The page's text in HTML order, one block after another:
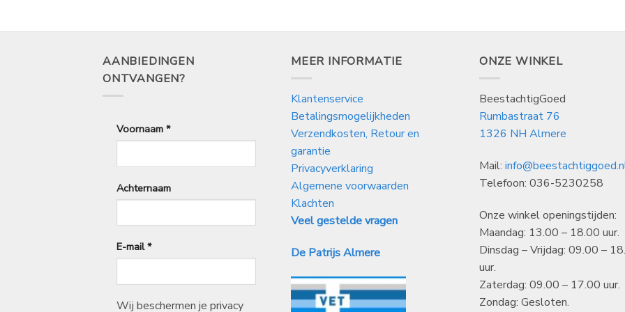
119,99 14,99
AANBIEDINGEN
ONTVANGEN?
Voornaam *
Achternaam
E-mail*
Wij beschermen je privacy
MEER INFORMATIE
Klantenservice
Betalingsmogelijkheden
Verzendkosten, Retour en
garantie
Privacyverklaring
Algemene voorwaarden
Klachten
Veel gestelde vragen
De Patrijs Almere
ONZE WINKEL
BeestachtigGoed
Rumbastraat 76
1326 NH Almere
Mail:
Telefoon: 036-5230258
Onze winkel openingstijden:
Maandag: 13.00 – 18.00 uur.
Dinsdag – Vrijdag: 09.00 –
uur.
Zaterdag: 09.00 – 17.00 uur.
Zondag: Gesloten.